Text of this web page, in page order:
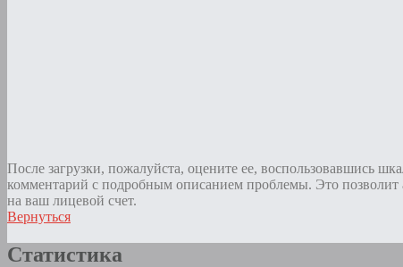
После загрузки, пожалуйста, оцените ее, воспользовавшись
комментарий с подробным описанием проблемы. Это
на ваш лицевой счет.
Вернуться
Статистика